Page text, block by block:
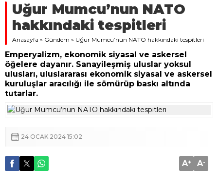
Taze incirde rekolte yüksek, hedef 100 milyon
dolarlık ihracat!
CHP’li Fırat Yeni Parti’yle ilgili konuştu: “Ganimet
üzerine kurulmuş, uluslararası güçlerin sufle verdiği
Bir lahmacun yalnızca bir lahmacun değildir
10.824,63
DOLAR
42,2340
48,8802
Uğur Mumcu’nun NATO
hakkındaki tespitleri
Anasayfa » Gündem » Uğur Mumcu’nun NATO hakkındaki tespitleri
Emperyalizm, ekonomik siyasal ve askersel
öğelere dayanır. Sanayileşmiş uluslar yoksul
ulusları, uluslararası ekonomik siyasal ve askersel
kuruluşlar aracılığı ile sömürüp baskı altında
tutarlar.
24 OCAK 2024 15:02
A+ A-